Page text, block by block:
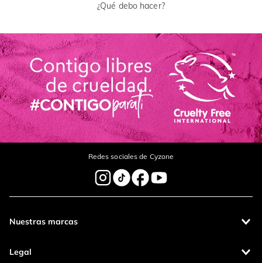
¿Qué debo hacer?
Redes sociales de Cyzone
Nuestras marcas
Legal